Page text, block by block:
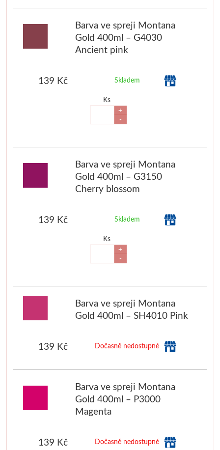
Barvy
Tuše
Zlatá loď
Novinky
Barva ve spreji Montana
Gold 400ml – G4030
Ancient pink
139 Kč Skladem
Ks
+
-
Barva ve spreji Montana
Gold 400ml – G3150
Cherry blossom
139 Kč Skladem
Ks
+
-
Barva ve spreji Montana
Gold 400ml – SH4010 Pink
139 Kč Dočasně nedostupné
Barva ve spreji Montana
Gold 400ml – P3000
Magenta
139 Kč Dočasně nedostupné